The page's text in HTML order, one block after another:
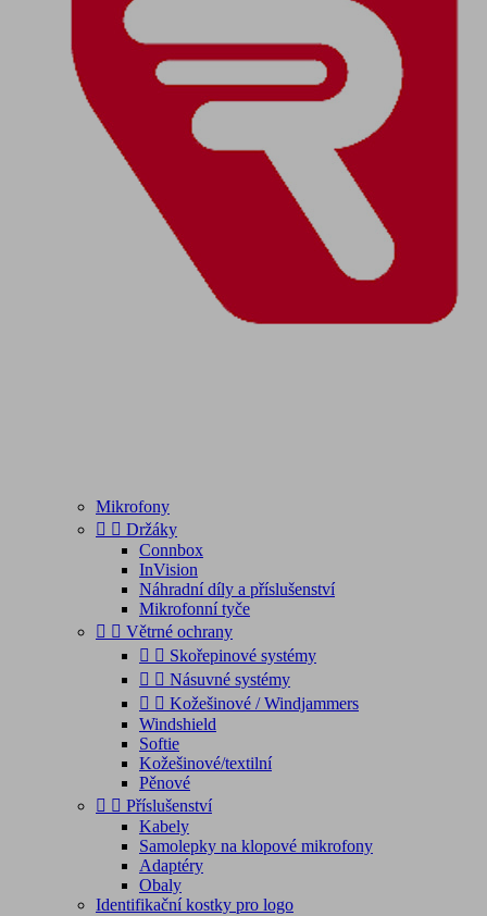
Mikrofony
  Držáky
Connbox
InVision
Náhradní díly a příslušenství
Mikrofonní tyče
  Větrné ochrany
  Skořepinové systémy
  Násuvné systémy
  Kožešinové / Windjammers
Windshield
Softie
Kožešinové/textilní
Pěnové
  Příslušenství
Kabely
Samolepky na klopové mikrofony
Adaptéry
Obaly
Identifikační kostky pro logo